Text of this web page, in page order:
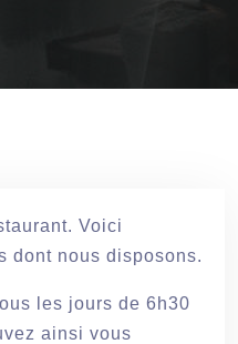
Voici
dont nous disposons.
les jours de 6h30
ainsi vous